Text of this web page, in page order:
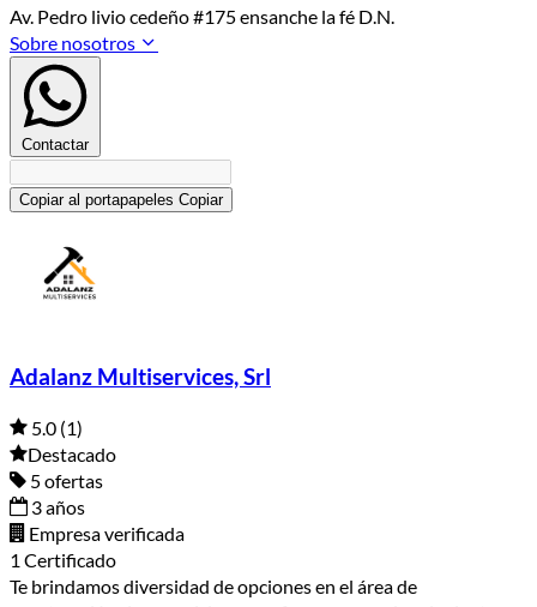
Av. Pedro livio cedeño #175 ensanche la fé D.N.
Sobre nosotros
Contactar
Copiar al portapapeles Copiar
Adalanz Multiservices, Srl
5.0 (1)
Destacado
5 ofertas
3 años
Empresa verificada
1 Certificado
Te brindamos diversidad de opciones en el área de